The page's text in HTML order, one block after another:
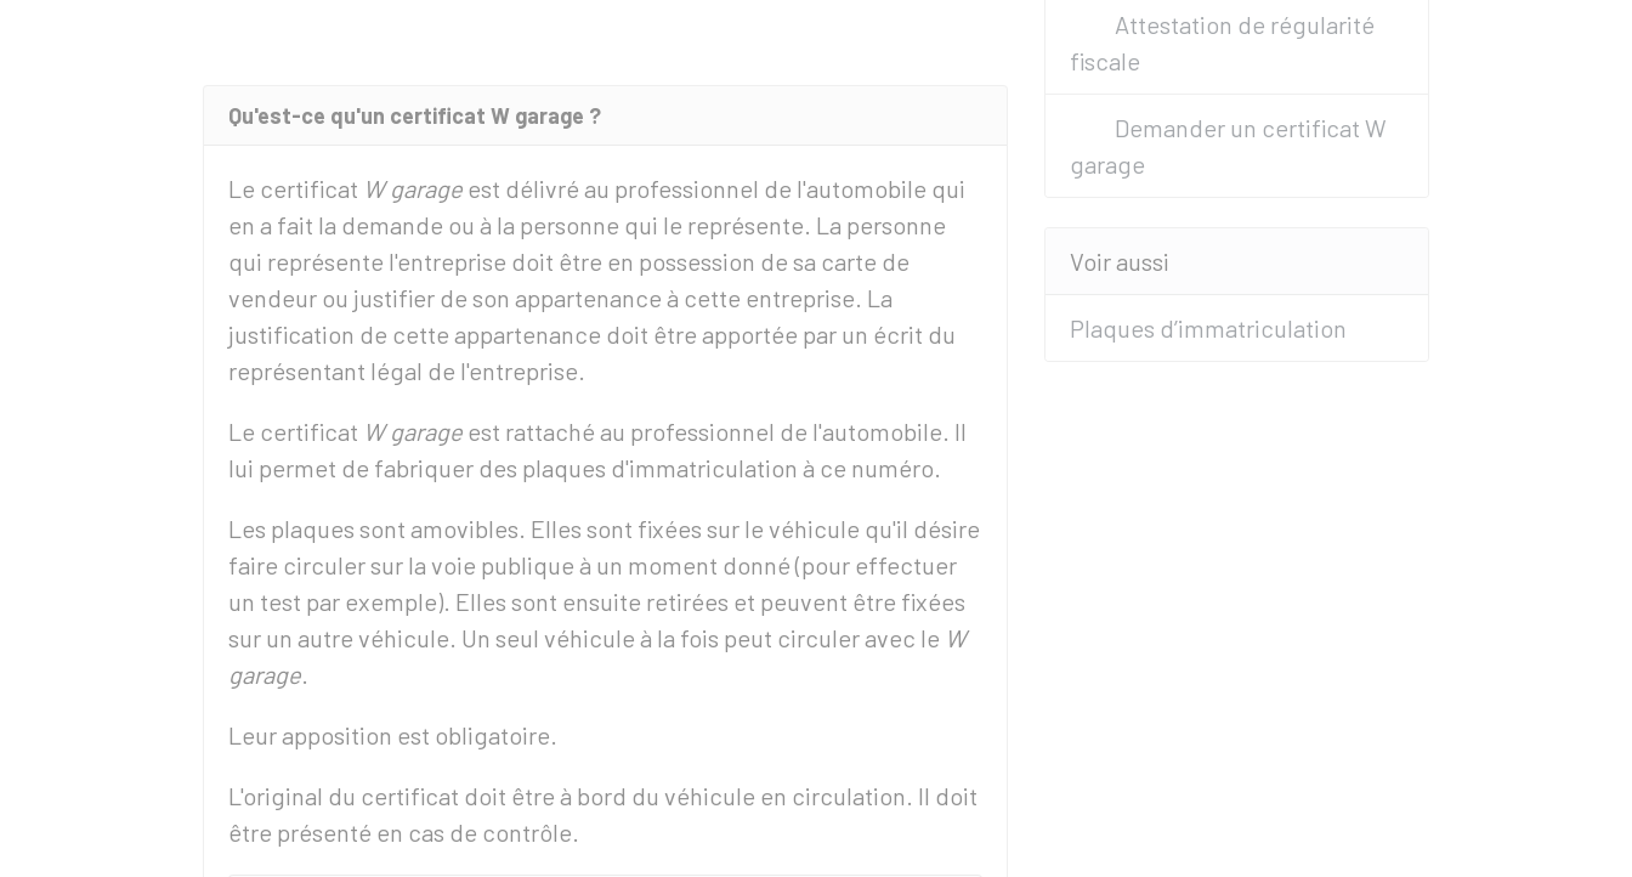
Qu'est-ce qu'un certificat W garage ?
Le certificat W garage est délivré au professionnel de l'automobile qui
en a fait la demande ou à la personne qui le représente. La personne
qui représente l'entreprise doit être en possession de sa carte de
vendeur ou justifier de son appartenance à cette entreprise. La
justification de cette appartenance doit être apportée par un écrit du
représentant légal de l'entreprise.
Le certificat W garage est rattaché au professionnel de l'automobile. Il
lui permet de fabriquer des plaques d'immatriculation à ce numéro.
Les plaques sont amovibles. Elles sont fixées sur le véhicule qu'il désire
faire circuler sur la voie publique à un moment donné (pour effectuer
un test par exemple). Elles sont ensuite retirées et peuvent être fixées
sur un autre véhicule. Un seul véhicule à la fois peut circuler avec le W
garage.
Leur apposition est obligatoire.
L'original du certificat doit être à bord du véhicule en circulation. Il doit
être présenté en cas de contrôle.
Attestation de régularité
fiscale
Demander un certificat W
garage
Voir aussi
Plaques d’immatriculation